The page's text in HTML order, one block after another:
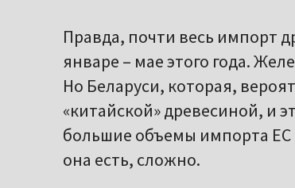
Правда, почти весь импорт
январе – мае этого года.
Но Беларуси, которая,
«китайской» древесиной, и
большие объемы импорта ЕС
она есть, сложно.